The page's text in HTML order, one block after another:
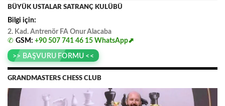
BÜYÜK USTALAR SATRANÇ KULÜBÜ
Bilgi için:
2. Kad. Antrenör FA Onur.Alacaba
✆ GSM: +90 507 741 46 15 WhatsApp⬈
>> BAŞVURU FORMU <<
GRANDMASTERS CHESS CLUB